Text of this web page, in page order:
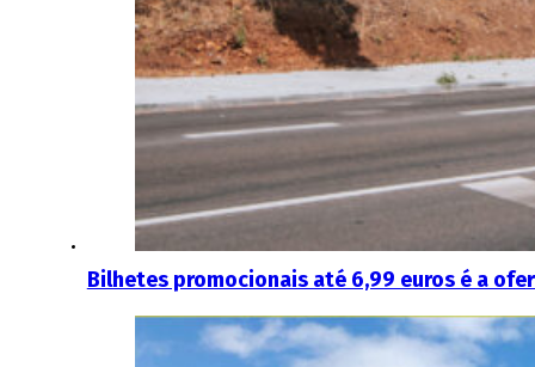
Bilhetes promocionais até 6,99 euros é a